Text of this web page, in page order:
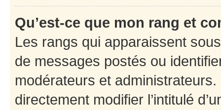
Qu’est-ce que mon rang et
Les rangs qui apparaissent
de messages postés ou
modérateurs et
directement modifier l’intitulé